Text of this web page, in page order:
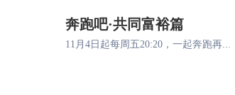
奔跑吧·共同富裕篇
11月4日起每周五20:20，一起奔跑再...